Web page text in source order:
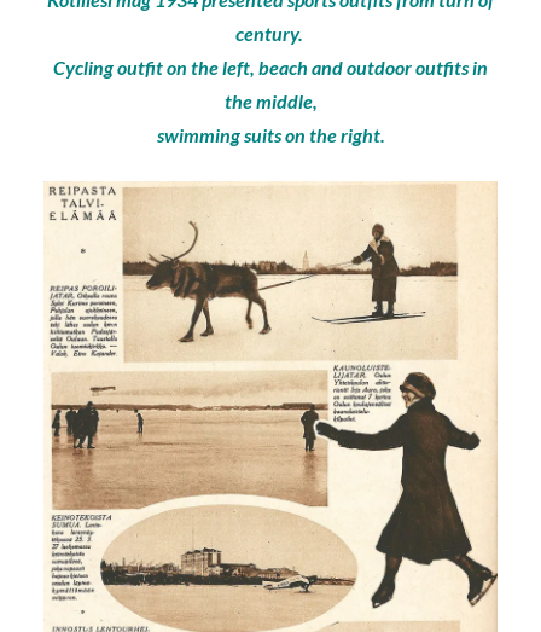
century.
Cycling outfit on the left, beach and outdoor outfits in
the middle,
swimming suits on the right.